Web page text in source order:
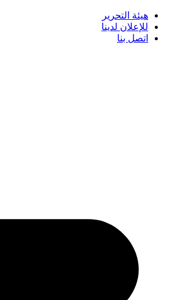
هيئة التحرير
للإعلان لدينا
اتصل بنا